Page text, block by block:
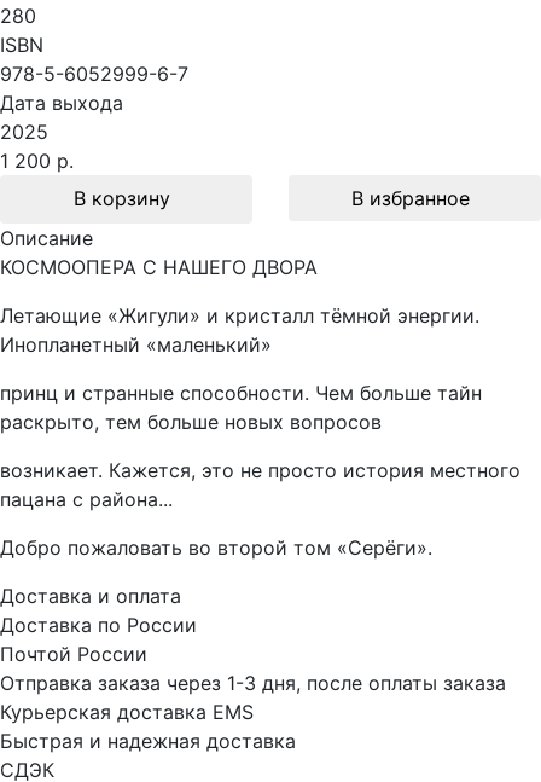
280
ISBN
978-5-6052999-6-7
Дата выхода
2025
1 200 р.
В корзину
В избранное
Описание
КОСМООПЕРА С НАШЕГО ДВОРА
Летающие «Жигули» и кристалл тёмной энергии.
Инопланетный «маленький»
принц и странные способности. Чем больше тайн
раскрыто, тем больше новых вопросов
возникает. Кажется, это не просто история местного
пацана с района...
Добро пожаловать во второй том «Серёги».
Доставка и оплата
Доставка по России
Почтой России
Отправка заказа через 1-3 дня, после оплаты заказа
Курьерская доставка EMS
Быстрая и надежная доставка
СДЭК